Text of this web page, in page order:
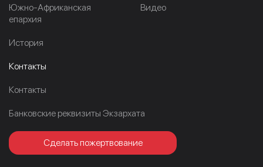
Южно-Африканская
епархия
История
Видео
Контакты
Контакты
Банковские реквизиты Экзархата
Сделать пожертвование